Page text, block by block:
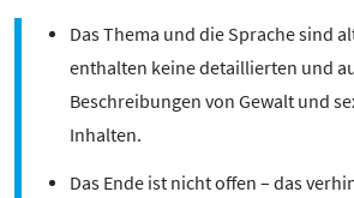
Das Thema und die Sprache sind
enthalten keine detaillierten und
Beschreibungen von Gewalt und
Inhalten.
Das Ende ist nicht offen – das